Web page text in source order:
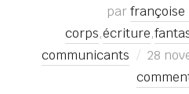
parfrançoise
corps,écriture,
communicants
Publié
le
28